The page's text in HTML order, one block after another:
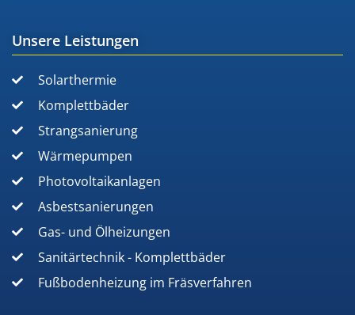
Unsere Leistungen
Solarthermie
Komplettbäder
Strangsanierung
Wärmepumpen
Photovoltaikanlagen
Asbestsanierungen
Gas- und Ölheizungen
Sanitärtechnik - Komplettbäder
Fußbodenheizung im Fräsverfahren